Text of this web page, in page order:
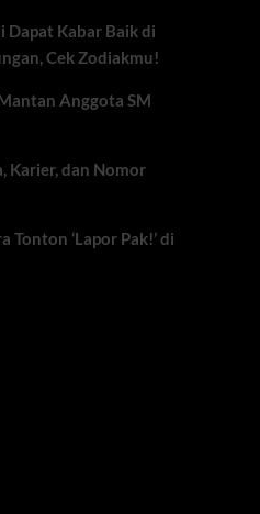
Kabar Baik di
Cek Zodiakmu!
Anggota SM
Karier, dan Nomor
Tonton ‘Lapor Pak!’ di